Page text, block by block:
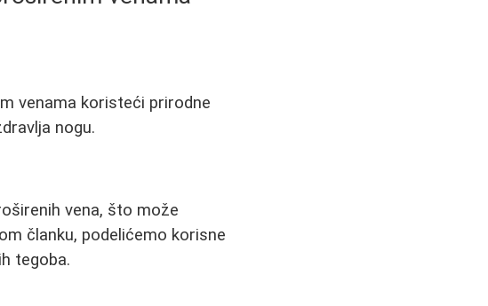
venama koristeći prirodne
nogu.
vena, što može
članku, podelićemo korisne
tegoba.